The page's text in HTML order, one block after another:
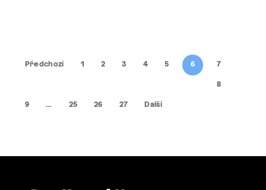
Předchozí 1 2 3 4 5 6 7
8
9 … 25 26 27 Další